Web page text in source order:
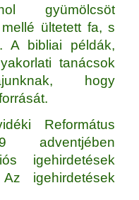
gyümölcsöt
ültetett fa, s
A bibliai példák,
tanácsok
hogy
Református
adventjében
igehirdetések
igehirdetések